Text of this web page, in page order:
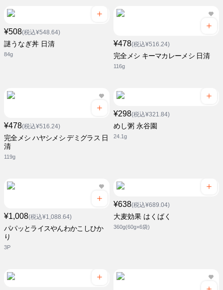
¥508(税込¥548.64)
謎うなぎ丼 日清
84g
¥478(税込¥516.24)
完全メシ キーマカレーメシ 日清
116g
¥478(税込¥516.24)
完全メシ ハヤシメシ デミグラス 日
清
119g
¥298(税込¥321.84)
めし粥 永谷園
24.1g
¥1,008(税込¥1,088.64)
パパッとライスやんわかこしひか
り
3P
¥638(税込¥689.04)
大麦効果 はくばく
360g(60g×6袋)